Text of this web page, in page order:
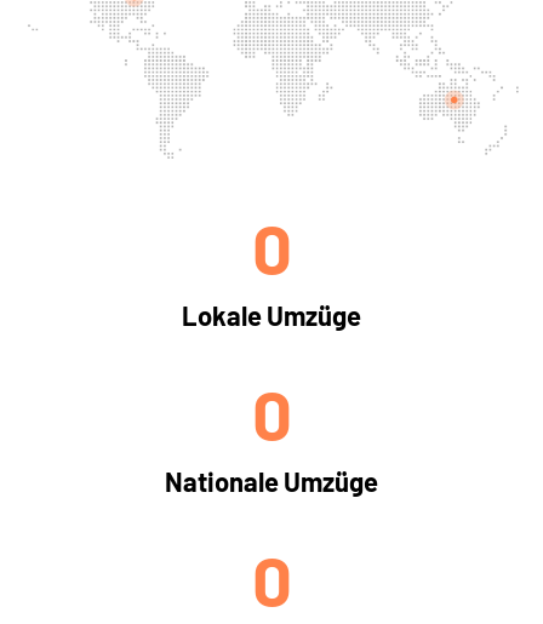
Lokale Umzüge
0
Nationale Umzüge
0
0